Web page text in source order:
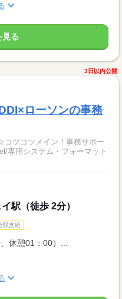
見る
3日以内公開
ローソンの事務
コツコツメイン！事務サポー
専用システム・フォーマット
駅（徒歩 2分）
額支給
休憩01：00）...